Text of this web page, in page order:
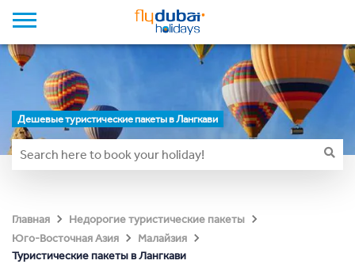
Дешевые туристические пакеты в Лангкави
Главная
Недорогие туристические пакеты
Юго-Восточная Азия
Малайзия
Туристические пакеты в Лангкави